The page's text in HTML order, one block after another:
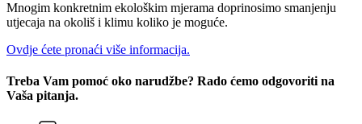
Mnogim konkretnim ekološkim mjerama doprinosimo smanjenju
utjecaja na okoliš i klimu koliko je moguće.
Ovdje ćete pronaći više informacija.
Treba Vam pomoć oko narudžbe? Rado ćemo odgovoriti na
Vaša pitanja.